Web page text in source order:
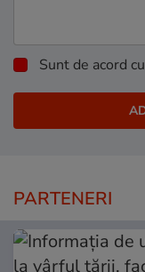
Sunt de acord cu
PARTENERI